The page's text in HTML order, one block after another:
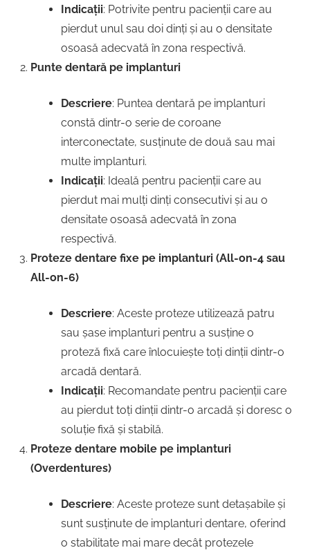
Indicații: Potrivite pentru pacienții care au
pierdut unul sau doi dinți și au o densitate
osoasă adecvată în zona respectivă.
Punte dentară pe implanturi
Descriere: Puntea dentară pe implanturi
constă dintr-o serie de coroane
interconectate, susținute de două sau mai
multe implanturi.
Indicații: Ideală pentru pacienții care au
pierdut mai mulți dinți consecutivi și au o
densitate osoasă adecvată în zona
respectivă.
Proteze dentare fixe pe implanturi (All-on-4 sau
All-on-6)
Descriere: Aceste proteze utilizează patru
sau șase implanturi pentru a susține o
proteză fixă care înlocuiește toți dinții dintr-o
arcadă dentară.
Indicații: Recomandate pentru pacienții care
au pierdut toți dinții dintr-o arcadă și doresc o
soluție fixă și stabilă.
Proteze dentare mobile pe implanturi
(Overdentures)
Descriere: Aceste proteze sunt detașabile și
sunt susținute de implanturi dentare, oferind
o stabilitate mai mare decât protezele